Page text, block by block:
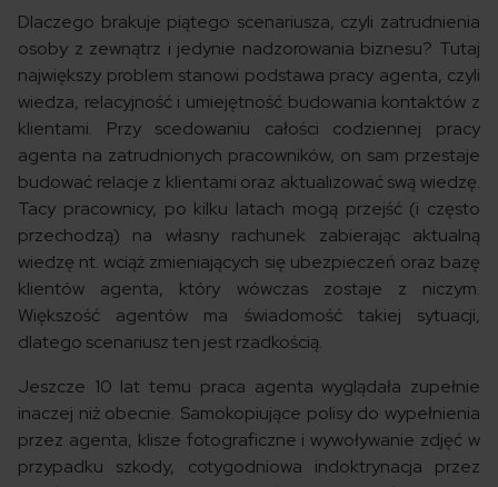
Dlaczego brakuje piątego scenariusza, czyli zatrudnienia
osoby z zewnątrz i jedynie nadzorowania biznesu? Tutaj
największy problem stanowi podstawa pracy agenta, czyli
wiedza, relacyjność i umiejętność budowania kontaktów z
klientami. Przy scedowaniu całości codziennej pracy
agenta na zatrudnionych pracowników, on sam przestaje
budować relacje z klientami oraz aktualizować swą wiedzę.
Tacy pracownicy, po kilku latach mogą przejść (i często
przechodzą) na własny rachunek zabierając aktualną
wiedzę nt. wciąż zmieniających się ubezpieczeń oraz bazę
klientów agenta, który wówczas zostaje z niczym.
Większość agentów ma świadomość takiej sytuacji,
dlatego scenariusz ten jest rzadkością.
Jeszcze 10 lat temu praca agenta wyglądała zupełnie
inaczej niż obecnie. Samokopiujące polisy do wypełnienia
przez agenta, klisze fotograficzne i wywoływanie zdjęć w
przypadku szkody, cotygodniowa indoktrynacja przez